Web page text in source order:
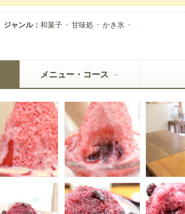
ジャンル： 和菓子 甘味処 かき氷
メニュー・コース